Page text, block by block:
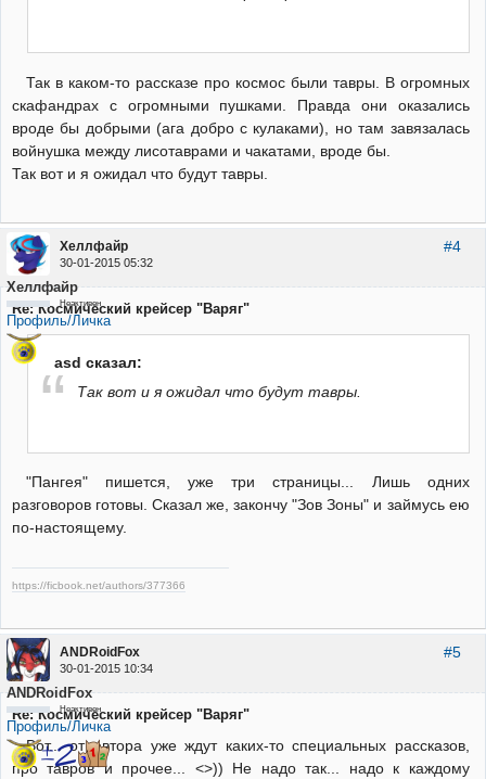
Так в каком-то рассказе про космос были тавры. В огромных
скафандрах с огромными пушками. Правда они оказались
вроде бы добрыми (ага добро с кулаками), но там завязалась
войнушка между лисотаврами и чакатами, вроде бы.
Так вот и я ожидал что будут тавры.
#4
Хеллфайр
30-01-2015 05:32
Хеллфайр
Неактивен
Профиль/Личка
Re: Космический крейсер "Варяг"
asd сказал:
Так вот и я ожидал что будут тавры.
"Пангея" пишется, уже три страницы... Лишь одних
разговоров готовы. Сказал же, закончу "Зов Зоны" и займусь ею
по-настоящему.
https://ficbook.net/authors/377366
#5
ANDRoidFox
30-01-2015 10:34
ANDRoidFox
Неактивен
Профиль/Личка
Re: Космический крейсер "Варяг"
Вот... от автора уже ждут каких-то специальных рассказов,
про тавров и прочее... <>)) Не надо так... надо к каждому